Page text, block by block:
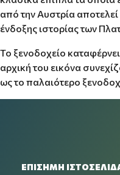
από την Αυστρία
ένδοξης ιστορίας των
Το ξενοδοχείο
αρχική του εικόνα
ως το παλαιότερο
ΕΠΙΣΗΜΗ